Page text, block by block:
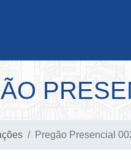
Pregão Presencial